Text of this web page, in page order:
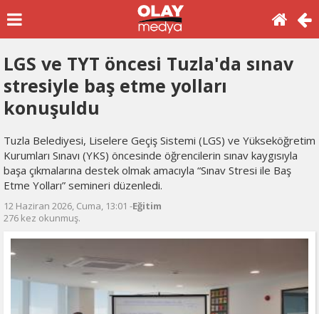
LGS ve TYT öncesi Tuzla'da sınav
stresiyle baş etme yolları
konuşuldu
Tuzla Belediyesi, Liselere Geçiş Sistemi (LGS) ve Yükseköğretim
Kurumları Sınavı (YKS) öncesinde öğrencilerin sınav kaygısıyla
başa çıkmalarına destek olmak amacıyla “Sınav Stresi ile Baş
Etme Yolları” semineri düzenledi.
12 Haziran 2026, Cuma, 13:01 -Eğitim
276 kez okunmuş.